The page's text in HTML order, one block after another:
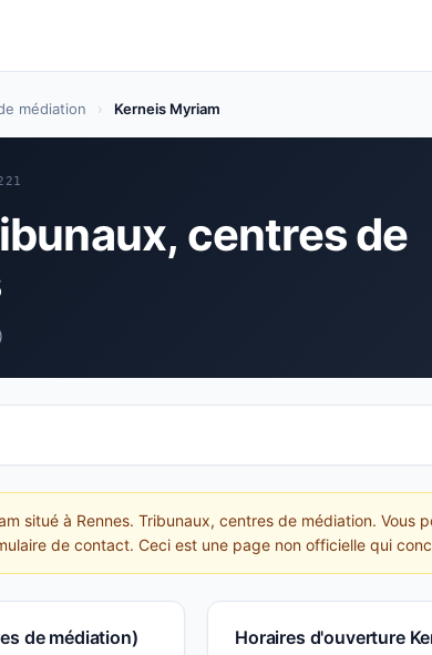
médiation › Kerneis Myriam
centres de
situé à Rennes. Tribunaux, centres de médiation.
de contact. Ceci est une page non officielle qui
de médiation) Horaires d'ouverture